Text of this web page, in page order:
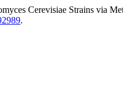
Cerevisiae Strains via
.